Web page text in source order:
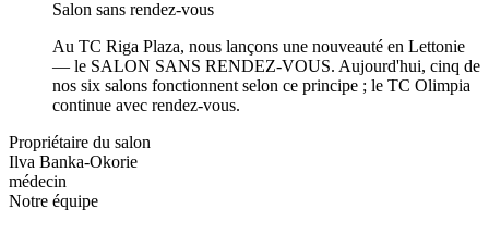
Salon sans rendez-vous
Au TC Riga Plaza, nous lançons une nouveauté en Lettonie
— le SALON SANS RENDEZ-VOUS. Aujourd'hui, cinq de
nos six salons fonctionnent selon ce principe ; le TC Olimpia
continue avec rendez-vous.
Propriétaire du salon
Ilva Banka-Okorie
médecin
Notre équipe